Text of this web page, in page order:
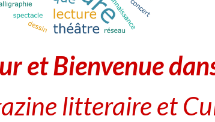
et samedi matin à la maison de la presse de
mai de 10 h à 12 heures. Au plaisir de vous
Séance de dédicace — Samedi
et Bienvenue
litteraire et